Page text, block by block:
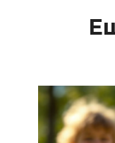
Этикетка